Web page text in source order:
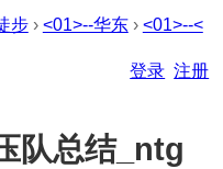
步 › <01>--华东 › <01>--<
登录 注册
队总结_ntg